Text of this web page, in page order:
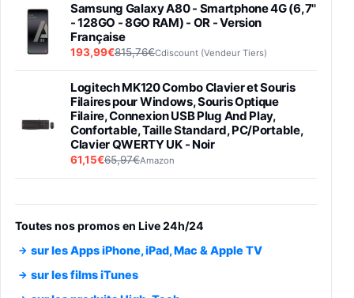
Samsung Galaxy A80 - Smartphone 4G (6,7''
- 128GO - 8GO RAM) - OR - Version
Française
193,99€815,76€Cdiscount (Vendeur Tiers)
Logitech MK120 Combo Clavier et Souris
Filaires pour Windows, Souris Optique
Filaire, Connexion USB Plug And Play,
Confortable, Taille Standard, PC/Portable,
Clavier QWERTY UK - Noir
61,15€65,97€Amazon
entraénement direct 3 vitesses (33-45-78
trs/min) avec pre-ampli intégré et port USB
Smartphone SAMSUNG Galaxy S26 Ultra
Toutes nos promos en Live 24h/24
sur les Apps iPhone, iPad, Mac & Apple TV
sur les films iTunes